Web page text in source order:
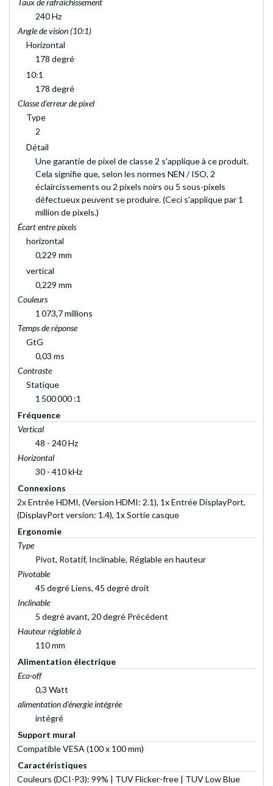
Taux de rafraîchissement
240 Hz
Angle de vision (10:1)
Horizontal
178 degré
10:1
178 degré
Classe d'erreur de pixel
Type
2
Détail
Une garantie de pixel de classe 2 s'applique à ce produit.
Cela signifie que, selon les normes NEN / ISO, 2
éclaircissements ou 2 pixels noirs ou 5 sous-pixels
défectueux peuvent se produire. (Ceci s'applique par 1
million de pixels.)
Écart entre pixels
horizontal
0,229 mm
vertical
0,229 mm
Couleurs
1 073,7 millions
Temps de réponse
GtG
0,03 ms
Contraste
Statique
1 500 000 :1
Fréquence
Vertical
48 - 240 Hz
Horizontal
30 - 410 kHz
Connexions
2x Entrée HDMI, (Version HDMI: 2.1), 1x Entrée DisplayPort,
(DisplayPort version: 1.4), 1x Sortie casque
Ergonomie
Type
Pivot, Rotatif, Inclinable, Réglable en hauteur
Pivotable
45 degré Liens, 45 degré droit
Inclinable
5 degré avant, 20 degré Précédent
Hauteur réglable à
110 mm
Alimentation électrique
Eco-off
0,3 Watt
alimentation d’énergie intégrée
intégré
Support mural
Compatible VESA (100 x 100 mm)
Caractéristiques
Couleurs (DCI-P3): 99% | TUV Flicker-free | TUV Low Blue